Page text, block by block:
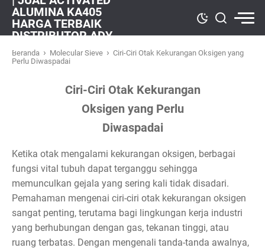
ALUMINA KA405
HARGA TERBAIK
DISTRIBUTOR ADY
WATER
Beranda › Molecular Sieve › Ciri-Ciri Otak Kekurangan Oksigen yang
Perlu Diwaspadai
Ciri-Ciri Otak Kekurangan
Oksigen yang Perlu
Diwaspadai
Ketika otak mengalami kekurangan oksigen, berbagai
fungsi vital tubuh dapat terganggu sehingga
memunculkan gejala yang sering kali tidak disadari.
Pemahaman mengenai ciri-ciri otak kekurangan oksigen
sangat penting, terutama bagi lingkungan kerja industri
yang berhubungan dengan gas, tekanan tinggi, atau
ruang terbatas. Dengan mengenali tanda-tanda awalnya,